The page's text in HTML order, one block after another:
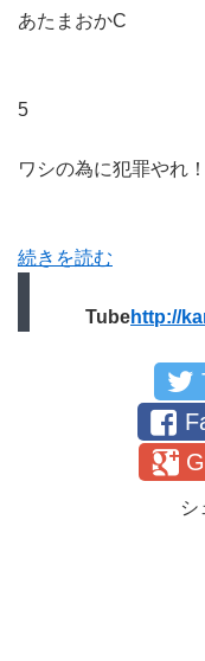
あたまおかC
5
ワシの為に犯罪やれ
続きを読む
Tubehttp://
シ